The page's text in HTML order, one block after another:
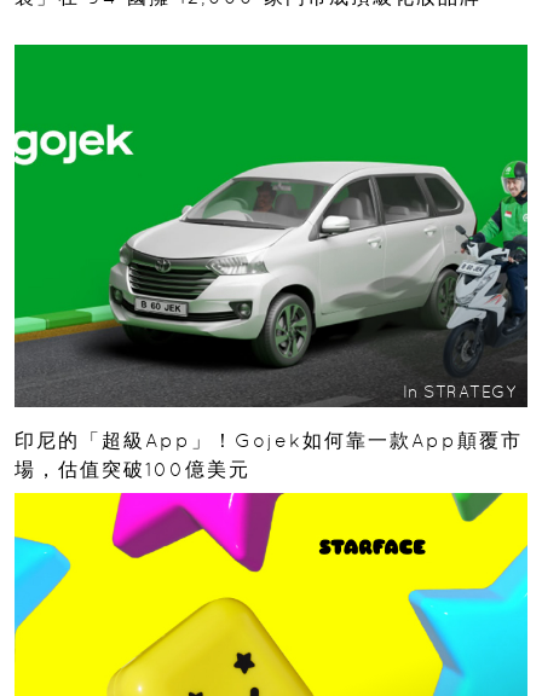
In STRATEGY
印尼的「超級App」！Gojek如何靠一款App顛覆市
場，估值突破100億美元